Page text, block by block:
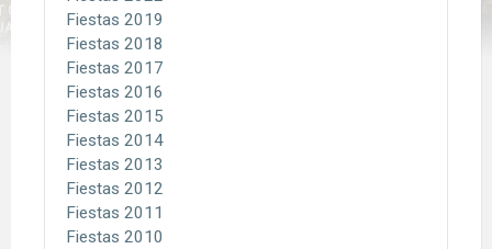
Fiestas 2019
Fiestas 2018
Fiestas 2017
Fiestas 2016
Fiestas 2015
Fiestas 2014
Fiestas 2013
Fiestas 2012
Fiestas 2011
Fiestas 2010